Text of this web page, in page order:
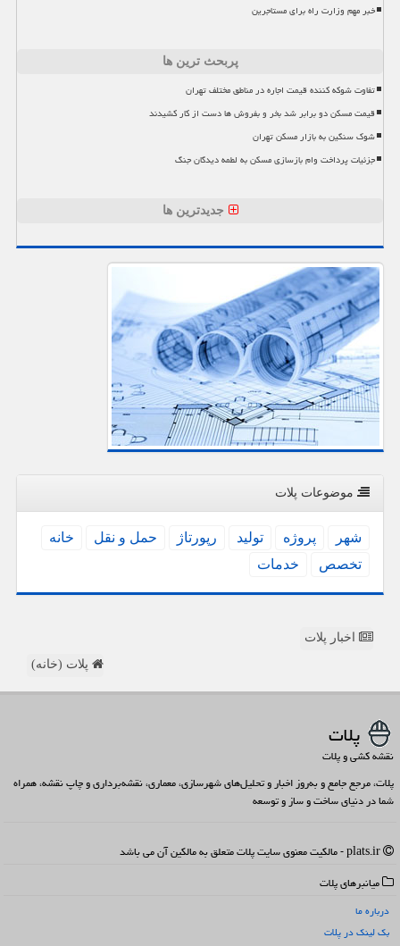
خبر مهم وزارت راه برای مستاجرین
پربحث ترین ها
تفاوت شوکه کننده قیمت اجاره در مناطق مختلف تهران
قیمت مسکن دو برابر شد بخر و بفروش ها دست از کار کشیدند
شوک سنگین به بازار مسکن تهران
جزئیات پرداخت وام بازسازی مسکن به لطمه دیدگان جنگ
جدیدترین ها
موضوعات پلات
شهر پروژه تولید رپورتاژ حمل و نقل
خانه
تخصص
خدمات
اخبار پلات
پلات (خانه)
پلات
نقشه کشی و پلات
پلات، مرجع جامع و به‌روز اخبار و تحلیل‌های شهرسازی، معماری، نقشه‌برداری و چاپ نقشه، همراه
شما در دنیای ساخت و ساز و توسعه
میانبرهای پلات
درباره ما
بک لینک در پلات